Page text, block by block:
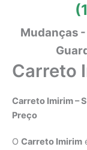
Mudanças
Carreto
Carreto Imirim –
Preço
O Carreto Imirim